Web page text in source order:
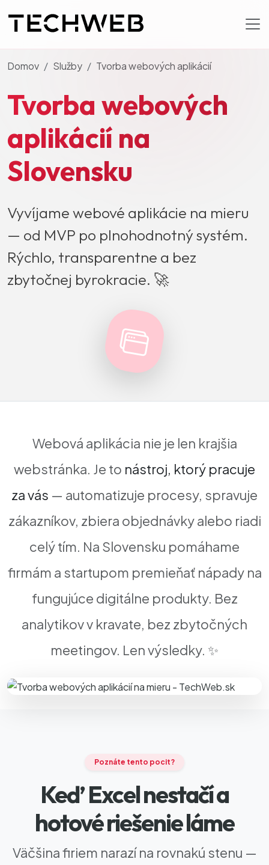
Domov Služby Tvorba webových aplikácií
Tvorba webových
aplikácií na
Slovensku
Vyvíjame webové aplikácie na mieru
— od MVP po plnohodnotný systém.
Rýchlo, transparentne a bez
zbytočnej byrokracie. 🚀
Webová aplikácia nie je len krajšia
webstránka. Je to nástroj, ktorý pracuje
za vás — automatizuje procesy, spravuje
zákazníkov, zbiera objednávky alebo riadi
celý tím. Na Slovensku pomáhame
firmám a startupom premieňať nápady na
fungujúce digitálne produkty. Bez
analytikov v kravate, bez zbytočných
meetingov. Len výsledky. ✨
Poznáte tento pocit?
Keď Excel nestačí a
hotové riešenie láme
Väčšina firiem narazí na rovnakú stenu —